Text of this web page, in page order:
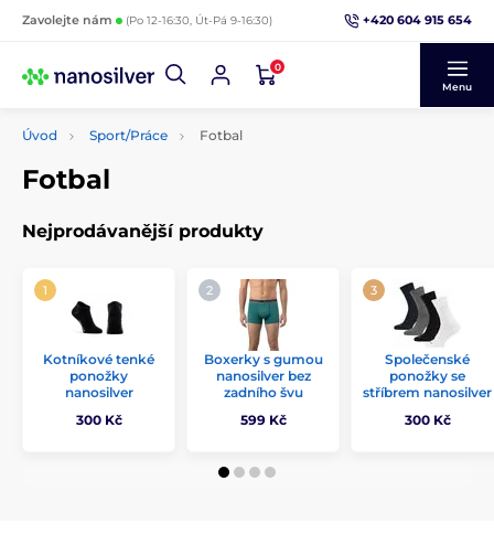
Zavolejte nám (Po 12-16:30, Út-Pá 9-16:30) +420 604 915 654
0
Menu
Úvod Sport/Práce Fotbal
Fotbal
Nejprodávanější produkty
Kotníkové tenké
ponožky
nanosilver
300 Kč
Boxerky s gumou
nanosilver bez
zadního švu
599 Kč
Společenské
ponožky se
stříbrem nanosilver
300 Kč